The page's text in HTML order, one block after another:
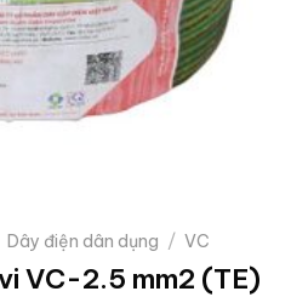
Dây điện dân dụng / VC
VC-2.5 mm2 (TE)